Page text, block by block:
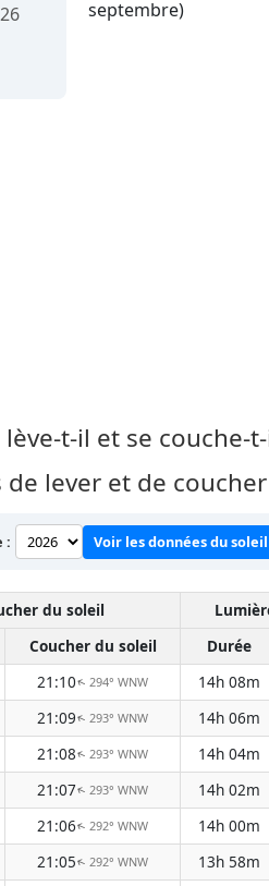
septembre)
t-il et se couche-
de lever et de
: Voir les données du soleil
du soleil
Coucher du soleil Durée
21:10↑294° WNW 14h 08m
21:09↑293° WNW 14h 06m
21:08↑293° WNW 14h 04m
21:07↑293° WNW 14h 02m
21:06↑ 292° WNW 14h 00m
21:05↑ 292° WNW 13h 58m